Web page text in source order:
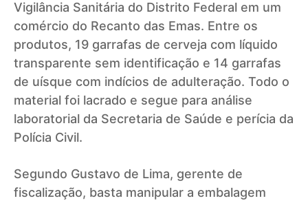
Vigilância Sanitária do Distrito Federal em um
comércio do Recanto das Emas. Entre os
produtos, 19 garrafas de cerveja com líquido
transparente sem identificação e 14 garrafas
de uísque com indícios de adulteração. Todo o
material foi lacrado e segue para análise
laboratorial da Secretaria de Saúde e perícia da
Polícia Civil.
Segundo Gustavo de Lima, gerente de
fiscalização, basta manipular a embalagem